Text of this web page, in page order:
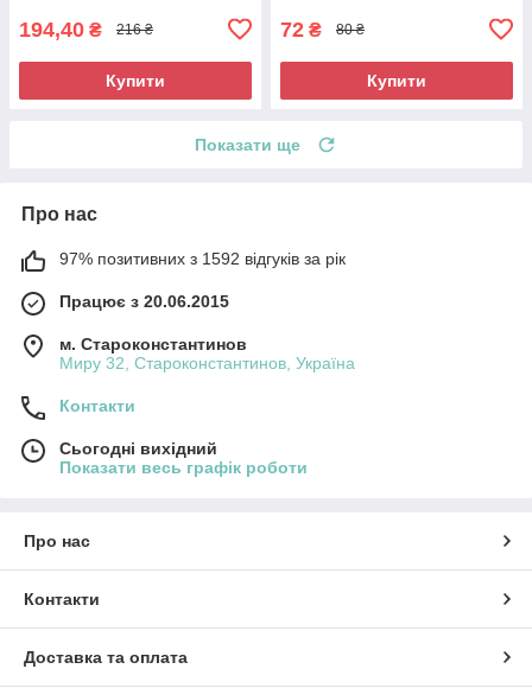
194,40 ₴ 216 ₴
Купити
72 ₴ 80 ₴
Купити
Показати ще
Про нас
97% позитивних з 1592 відгуків за рік
Працює з 20.06.2015
м. Староконстантинов
Миру 32, Староконстантинов, Україна
Контакти
Сьогодні вихідний
Показати весь графік роботи
Про нас
Контакти
Доставка та оплата